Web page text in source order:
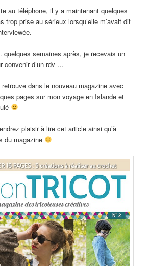
au téléphone, il y a maintenant quelques
trop prise au sérieux lorsqu’elle m’avait dit
quelques semaines après, je recevais un
convenir d’un rdv …
dans le nouveau magazine avec
pages sur mon voyage en Islande et
plaisir à lire cet article ainsi qu’à
du magazine